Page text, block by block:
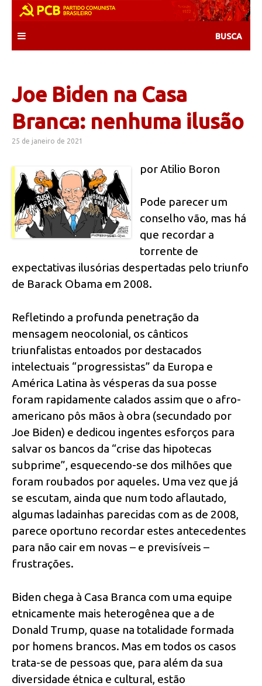
content
Joe Biden na Casa
Branca: nenhuma ilusão
25 de janeiro de 2021
por Atilio Boron
Pode parecer um
conselho vão, mas há
que recordar a
torrente de
expectativas ilusórias despertadas pelo triunfo
de Barack Obama em 2008.
Refletindo a profunda penetração da
mensagem neocolonial, os cânticos
triunfalistas entoados por destacados
intelectuais “progressistas” da Europa e
América Latina às vésperas da sua posse
foram rapidamente calados assim que o afro-
americano pôs mãos à obra (secundado por
Joe Biden) e dedicou ingentes esforços para
salvar os bancos da “crise das hipotecas
subprime”, esquecendo-se dos milhões que
foram roubados por aqueles. Uma vez que já
se escutam, ainda que num todo aflautado,
algumas ladainhas parecidas com as de 2008,
parece oportuno recordar estes antecedentes
para não cair em novas – e previsíveis –
frustrações.
Biden chega à Casa Branca com uma equipe
etnicamente mais heterogênea que a de
Donald Trump, quase na totalidade formada
por homens brancos. Mas em todos os casos
trata-se de pessoas que, para além da sua
diversidade étnica e cultural, estão